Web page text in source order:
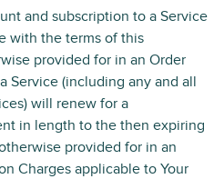
and subscription to a Service
with the terms of this
provided for in an Order
Service (including any and all
will renew for a
in length to the then expiring
provided for in an
Charges applicable to Your